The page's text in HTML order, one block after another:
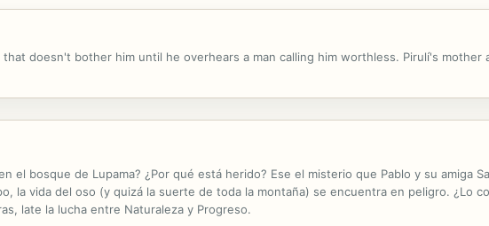
doesn't bother him until he overhears a man calling him worthless. Pirulí's
el bosque de Lupama? ¿Por qué está herido? Ese el misterio que Pablo y su amiga
la vida del oso (y quizá la suerte de toda la montaña) se encuentra en peligro. ¿Lo
late la lucha entre Naturaleza y Progreso.